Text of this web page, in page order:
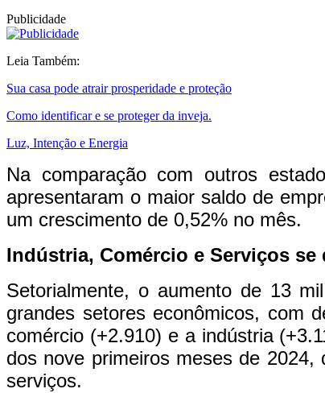
Publicidade
Leia Também:
Sua casa pode atrair prosperidade e proteção
Como identificar e se proteger da inveja.
Luz, Intenção e Energia
Na comparação com outros
apresentaram o maior saldo de
um crescimento de 0,52% no mês.
Indústria, Comércio e Serviços se
Setorialmente, o aumento de 13
grandes setores econômicos, com
comércio (+2.910) e a indústria
dos nove primeiros meses de
serviços.